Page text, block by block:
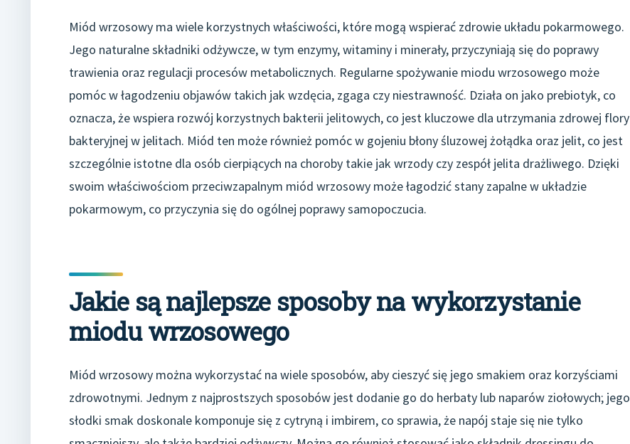
Miód wrzosowy ma wiele korzystnych właściwości, które mogą wspierać zdrowie układu pokarmowego.
Jego naturalne składniki odżywcze, w tym enzymy, witaminy i minerały, przyczyniają się do poprawy
trawienia oraz regulacji procesów metabolicznych. Regularne spożywanie miodu wrzosowego może
pomóc w łagodzeniu objawów takich jak wzdęcia, zgaga czy niestrawność. Działa on jako prebiotyk, co
oznacza, że wspiera rozwój korzystnych bakterii jelitowych, co jest kluczowe dla utrzymania zdrowej flory
bakteryjnej w jelitach. Miód ten może również pomóc w gojeniu błony śluzowej żołądka oraz jelit, co jest
szczególnie istotne dla osób cierpiących na choroby takie jak wrzody czy zespół jelita drażliwego. Dzięki
swoim właściwościom przeciwzapalnym miód wrzosowy może łagodzić stany zapalne w układzie
pokarmowym, co przyczynia się do ogólnej poprawy samopoczucia.
Jakie są najlepsze sposoby na wykorzystanie
miodu wrzosowego
Miód wrzosowy można wykorzystać na wiele sposobów, aby cieszyć się jego smakiem oraz korzyściami
zdrowotnymi. Jednym z najprostszych sposobów jest dodanie go do herbaty lub naparów ziołowych; jego
słodki smak doskonale komponuje się z cytryną i imbirem, co sprawia, że napój staje się nie tylko